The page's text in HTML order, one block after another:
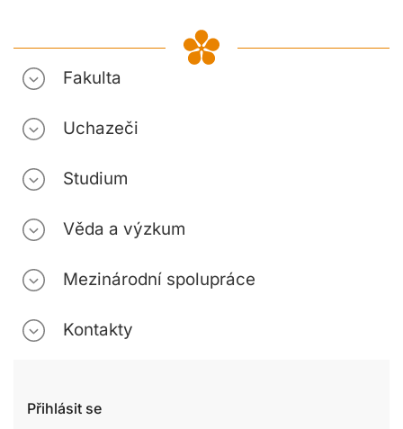
Fakulta
Uchazeči
Studium
Věda a výzkum
Mezinárodní spolupráce
Kontakty
Přihlásit se